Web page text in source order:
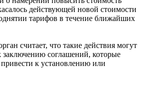
действующей новой стоимости
тарифов в течение ближайших
считает, что такие действия могут
соглашений, которые
к установлению или